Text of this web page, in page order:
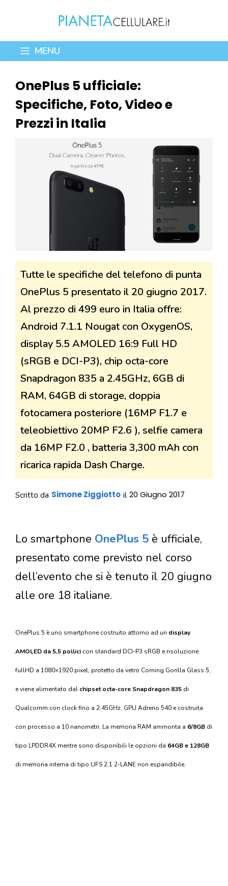
contenuto
MENU
OnePlus 5 ufficiale:
Specifiche, Foto, Video e
Prezzi in Italia
Tutte le specifiche del telefono di punta
OnePlus 5 presentato il 20 giugno 2017.
Al prezzo di 499 euro in Italia offre:
Android 7.1.1 Nougat con OxygenOS,
display 5.5 AMOLED 16:9 Full HD
(sRGB e DCI-P3), chip octa-core
Snapdragon 835 a 2.45GHz, 6GB di
RAM, 64GB di storage, doppia
fotocamera posteriore (16MP F1.7 e
teleobiettivo 20MP F2.6 ), selfie camera
da 16MP F2.0 , batteria 3,300 mAh con
ricarica rapida Dash Charge.
Scritto da Simone Ziggiotto il 20 Giugno 2017
Lo smartphone OnePlus 5 è ufficiale,
presentato come previsto nel corso
dell’evento che si è tenuto il 20 giugno
alle ore 18 italiane.
OnePlus 5 è uno smartphone costruito attorno ad un display
AMOLED da 5,5 pollici con standard DCI-P3 sRGB e risoluzione
fullHD a 1080×1920 pixel, protetto da vetro Corning Gorilla Glass 5,
e viene alimentato dal chipset octa-core Snapdragon 835 di
Qualcomm con clock fino a 2.45GHz, GPU Adreno 540 e costruita
con processo a 10 nanometri. La memoria RAM ammonta a 6/8GB di
tipo LPDDR4X mentre sono disponibili le opzioni da 64GB e 128GB
di memoria interna di tipo UFS 2.1 2-LANE non espandibile.